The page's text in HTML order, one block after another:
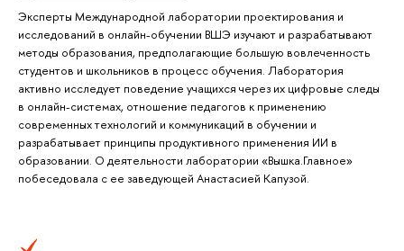
Эксперты Международной лаборатории проектирования и
исследований в онлайн-обучении ВШЭ изучают и разрабатывают
методы образования, предполагающие большую вовлеченность
студентов и школьников в процесс обучения. Лаборатория
активно исследует поведение учащихся через их цифровые следы
в онлайн-системах, отношение педагогов к применению
современных технологий и коммуникаций в обучении и
разрабатывает принципы продуктивного применения ИИ в
образовании. О деятельности лаборатории «Вышка.Главное»
побеседовала с ее заведующей Анастасией Капузой.